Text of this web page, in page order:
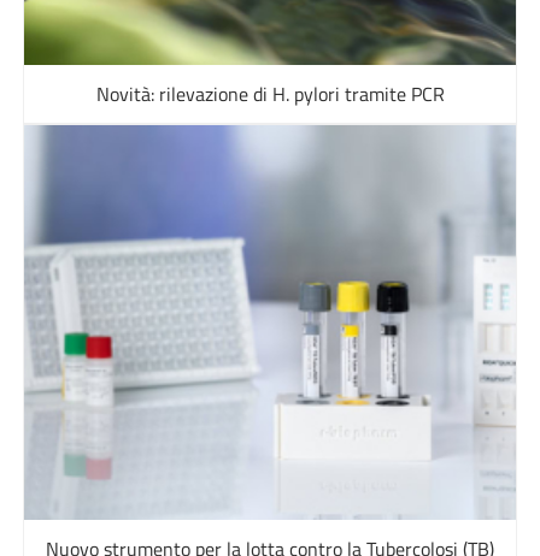
Novità: rilevazione di H. pylori tramite PCR
Nuovo strumento per la lotta contro la Tubercolosi (TB)